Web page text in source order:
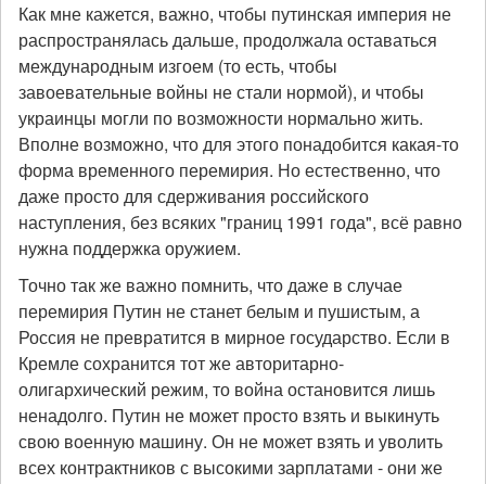
Как мне кажется, важно, чтобы путинская империя не
распространялась дальше, продолжала оставаться
международным изгоем (то есть, чтобы
завоевательные войны не стали нормой), и чтобы
украинцы могли по возможности нормально жить.
Вполне возможно, что для этого понадобится какая-то
форма временного перемирия. Но естественно, что
даже просто для сдерживания российского
наступления, без всяких "границ 1991 года", всё равно
нужна поддержка оружием.
Точно так же важно помнить, что даже в случае
перемирия Путин не станет белым и пушистым, а
Россия не превратится в мирное государство. Если в
Кремле сохранится тот же авторитарно-
олигархический режим, то война остановится лишь
ненадолго. Путин не может просто взять и выкинуть
свою военную машину. Он не может взять и уволить
всех контрактников с высокими зарплатами - они же